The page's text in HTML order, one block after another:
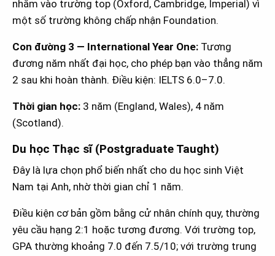
nhắm vào trường top (Oxford, Cambridge, Imperial) vì
một số trường không chấp nhận Foundation.
Con đường 3 — International Year One: Tương
đương năm nhất đại học, cho phép bạn vào thẳng năm
2 sau khi hoàn thành. Điều kiện: IELTS 6.0–7.0.
Thời gian học: 3 năm (England, Wales), 4 năm
(Scotland).
Du học Thạc sĩ (Postgraduate Taught)
Đây là lựa chọn phổ biến nhất cho du học sinh Việt
Nam tại Anh, nhờ thời gian chỉ 1 năm.
Điều kiện cơ bản gồm bằng cử nhân chính quy, thường
yêu cầu hạng 2:1 hoặc tương đương. Với trường top,
GPA thường khoảng 7.0 đến 7.5/10; với trường trung